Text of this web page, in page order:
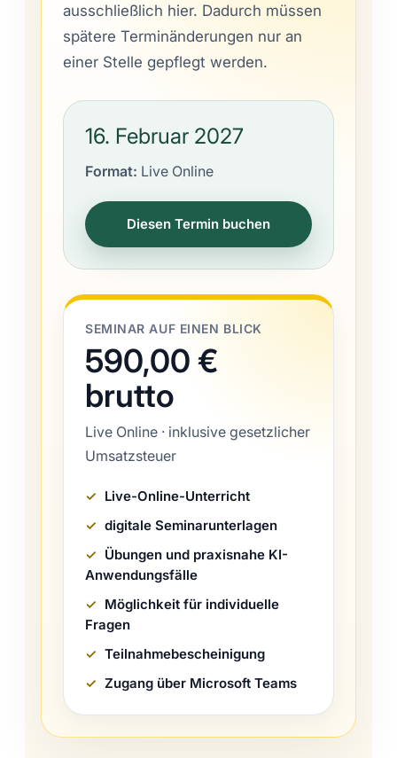
ausschließlich hier. Dadurch müssen
spätere Terminänderungen nur an
einer Stelle gepflegt werden.
16. Februar 2027
Format: Live Online
Diesen Termin buchen
SEMINAR AUF EINEN BLICK
590,00 €
brutto
Live Online · inklusive gesetzlicher
Umsatzsteuer
Live-Online-Unterricht
digitale Seminarunterlagen
Übungen und praxisnahe KI-
Anwendungsfälle
Möglichkeit für individuelle
Fragen
Teilnahmebescheinigung
Zugang über Microsoft Teams